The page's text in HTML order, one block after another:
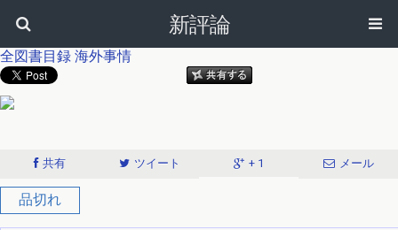
新評論
全図書目録 海外事情
共有 ツイート + 1 メール
品切れ